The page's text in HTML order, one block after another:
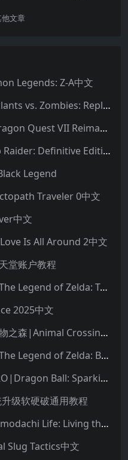
文章
Legends: Z-A中文
植物大战僵尸：重植版|Plants vs. Zombies: Replanted中文
勇者斗恶龙7：重制版|Dragon Quest VII Reimagined中文
古墓丽影：决定版|Tomb Raider: Definitive Edition中文
Legend
Traveler 0中文
中文
Is All Around 2中文
堂账户教程
塞尔达传说：王国之泪|The Legend of Zelda: Tears of the Kingdom中文
2025中文
集合啦！动物森友会|动物之森|Animal Crossing: New Horizons中文
塞尔达传说：旷野之息|The Legend of Zelda: Breath of the Wild中文
七龙珠：电光炸裂！ZERO|Dragon Ball: Sparking! Zero中文
级软硬破通用教程
朋友收集：梦想生活|Tomodachi Life: Living the Dream中文
Slug Tactics中文